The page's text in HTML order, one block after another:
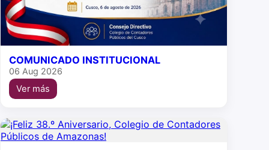
COMUNICADO INSTITUCIONAL
06 Aug 2026
Ver más